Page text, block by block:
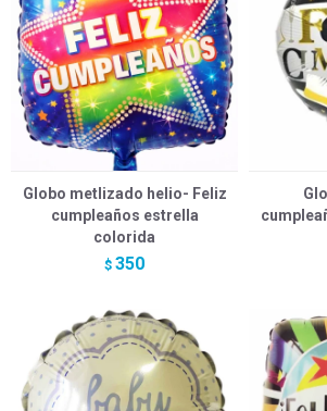
Globo metlizado helio- Feliz
cumpleaños estrella
colorida
$ 350